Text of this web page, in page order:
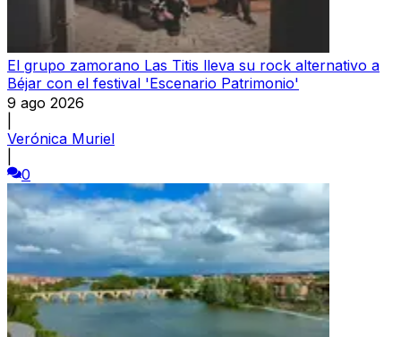
El grupo zamorano Las Titis lleva su rock alternativo a
Béjar con el festival 'Escenario Patrimonio'
9 ago 2026
Verónica Muriel
0